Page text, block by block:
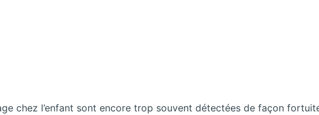
chez l’enfant sont encore trop souvent détectées de façon